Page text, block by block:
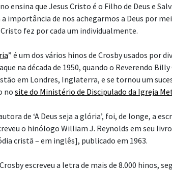
ensina que Jesus Cristo é o Filho de Deus e
importância de nos achegarmos a Deus por
Cristo fez por cada um individualmente.
” é um dos vários hinos de Crosby usados por
na década de 1950, quando o Reverendo
em Londres, Inglaterra, e se tornou um
no site do Ministério de Discipulado da Igreja
de ‘A Deus seja a glória’, foi, de longe, a
o hinólogo William J. Reynolds em seu livro
cristã – em inglês], publicado em 1963.
escreveu a letra de mais de 8.000 hinos,